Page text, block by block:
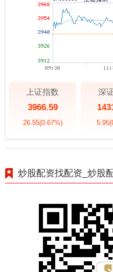
上证指数
3966.59
26.55(0.67%)
深
5.95
炒股配资找配资_炒股